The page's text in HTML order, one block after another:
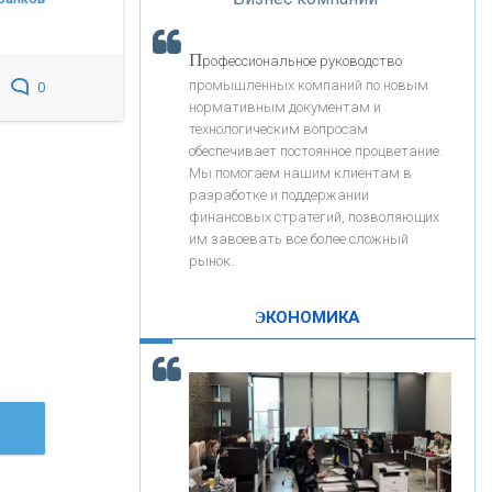
0 «РОСЕВРОБАНК»
«ПРЕСС-СЛУЖБА ВТБ24»
«АВТОГРАДБАНК»
КОНТАКТЫ
«Интервью»
Скорость - один из главных трендов в
кредитовании бизнеса - «Интервью»
Профессиональное руководство
промышленных компаний по новым
нормативным документам и
технологическим вопросам
обеспечивает постоянное процветание.
Мы помогаем нашим клиентам в
разработке и поддержании
финансовых стратегий, позволяющих
им завоевать все более сложный
рынок.
ЭКОНОМИКА